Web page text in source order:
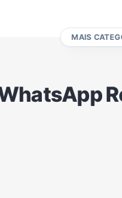
Moda e Beleza
MAIS